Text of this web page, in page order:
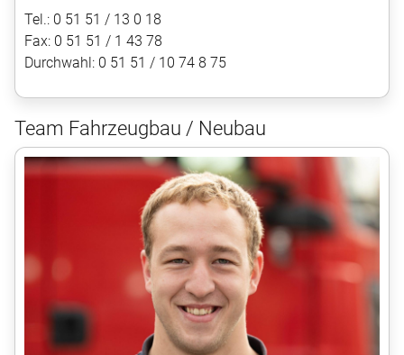
Tel.: 0 51 51 / 13 0 18
Fax: 0 51 51 / 1 43 78
Durchwahl: 0 51 51 / 10 74 8 75
Team Fahrzeugbau / Neubau